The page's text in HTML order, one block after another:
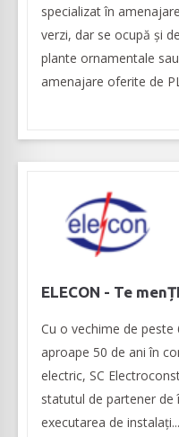
specializat în
verzi, dar se ocupă și
plante ornamentale
amenajare oferite de
ELECON - Te
Cu o vechime de
aproape 50 de ani în
electric, SC
statutul de partener de
executarea de instalați...